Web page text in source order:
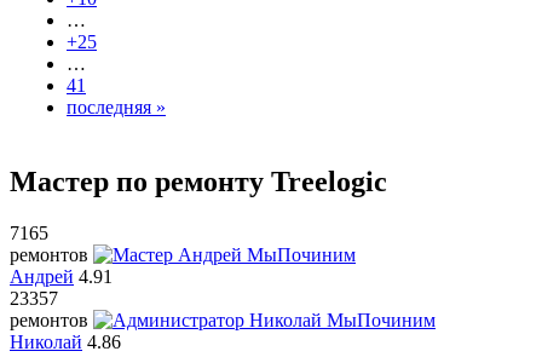
…
+25
…
41
последняя »
Мастер по ремонту Treelogic
7165
ремонтов
Андрей 4.91
23357
ремонтов
Николай 4.86